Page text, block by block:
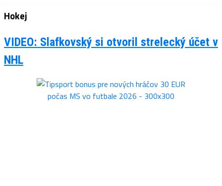
Hokej
VIDEO: Slafkovský si otvoril strelecký účet v
NHL